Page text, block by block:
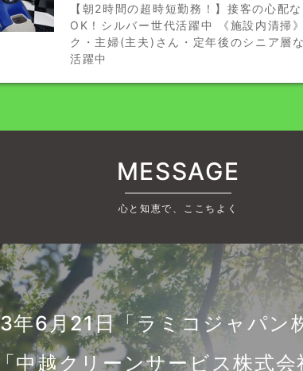
【朝2時間の超時短勤務！】接客の心配
OK！シルバー世代活躍中 《施設内清掃
ク・主婦(主夫)さん・定年後のシニア層
活躍中
MESSAGE
心と知恵で、ここちよく
年6月21日「ラミコジャパン
中越クリーンサービス株式会